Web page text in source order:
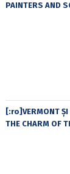
PAINTERS AND
[:ro]VERMONT ȘI
THE CHARM OF